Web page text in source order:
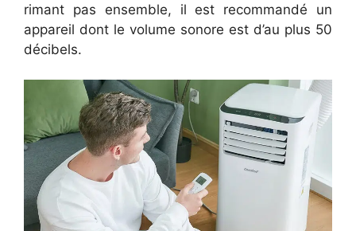
rimant pas ensemble, il est recommandé un
appareil dont le volume sonore est d’au plus 50
décibels.